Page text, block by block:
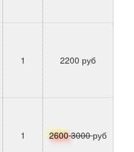
1 2200 руб
1 26003000руб